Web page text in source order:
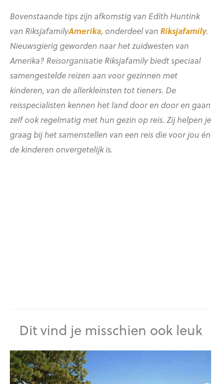
Bovenstaande tips zijn afkomstig van Edith Huntink
van RiksjafamilyAmerika, onderdeel van Riksjafamily.
Nieuwsgierig geworden naar het zuidwesten van
Amerika? Reisorganisatie Riksjafamily biedt speciaal
samengestelde reizen aan voor gezinnen met
kinderen, van de allerkleinsten tot tieners. De
reisspecialisten kennen het land door en door en gaan
zelf ook regelmatig met hun gezin op reis. Zij helpen je
graag bij het samenstellen van een reis die voor jou én
de kinderen onvergetelijk is.
Dit vind je misschien ook leuk